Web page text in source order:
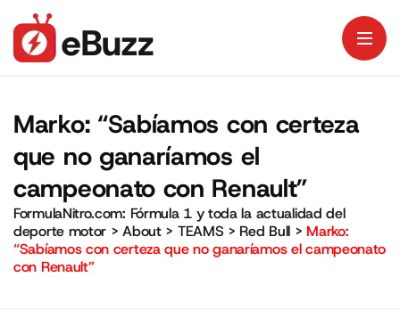
Marko: “Sabíamos con certeza
que no ganaríamos el
campeonato con Renault”
FormulaNitro.com: Fórmula 1 y toda la actualidad del
deporte motor >About> TEAMS > Red Bull > Marko:
“Sabíamos con certeza que no ganaríamos el campeonato
con Renault”